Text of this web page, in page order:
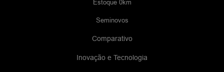
Estoque 0km
Seminovos
Comparativo
Inovação e Tecnologia